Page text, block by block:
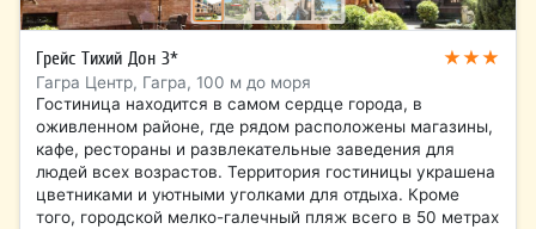
Грейс Тихий Дон 3* ★★★
Гагра Центр, Гагра, 100 м до моря
Гостиница находится в самом сердце города, в
оживленном районе, где рядом расположены магазины,
кафе, рестораны и развлекательные заведения для
людей всех возрастов. Территория гостиницы украшена
цветниками и уютными уголками для отдыха. Кроме
того, городской мелко-галечный пляж всего в 50 метрах